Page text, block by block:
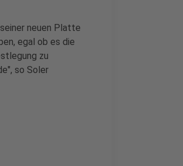
neuen Platte
egal ob es die
zu
so Soler